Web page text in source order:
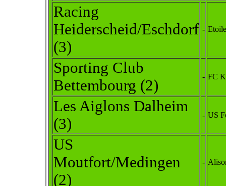
Racing
Heiderscheid/Eschdorf
(3)
-
Sporting Club
Bettembourg (2)
- FC
Les Aiglons Dalheim
(3)
- US
US
Moutfort/Medingen
(2)
-